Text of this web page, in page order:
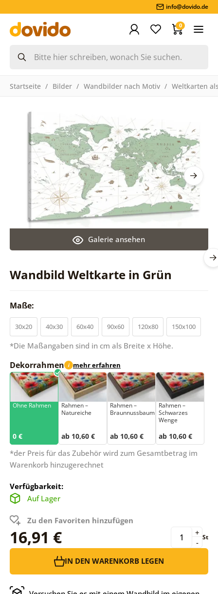
info@dovido.de
0
Startseite Bilder Wandbilder nach Motiv Weltkarten
Wandbild Weltkarte in Grün
Galerie ansehen
Maße:
30x20 40x30 60x40 90x60 120x80 150x100
*Die Maßangaben sind in cm als Breite x Höhe.
Dekorrahmen i mehr erfahren
Ohne Rahmen
0 €
Rahmen –
Natureiche
ab 10,60 €
Rahmen –
Braunnussbaum
ab 10,60 €
Rahmen –
Schwarzes
Wenge
ab 10,60 €
*der Preis für das Zubehör wird zum Gesamtbetrag im
Warenkorb hinzugerechnet
Verfügbarkeit:
Auf Lager
Zu den Favoriten hinzufügen
16,91 € -
+ St
IN DEN WARENKORB LEGEN